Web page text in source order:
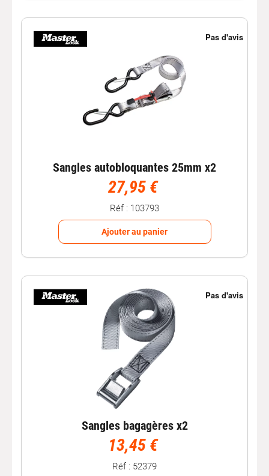
Sangles autobloquantes 25mm x2
27,95 €
Réf : 103793
Ajouter au panier
Sangles bagagères x2
13,45 €
Réf : 52379